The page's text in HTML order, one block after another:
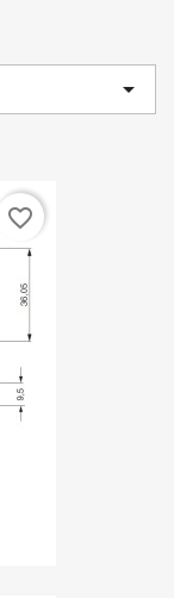

favorite_border